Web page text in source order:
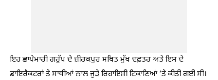
ਇਹ ਛਾਪੇਮਾਰੀ ਗਰੁੱਪ ਦੇ ਜ਼ੀਰਕਪੁਰ ਸਥਿਤ ਮੁੱਖ ਦਫ਼ਤਰ ਅਤੇ ਇਸ ਦੇ
ਡਾਇਰੈਕਟਰਾਂ ਤੇ ਸਾਥੀਆਂ ਨਾਲ ਜੁੜੇ ਰਿਹਾਇਸ਼ੀ ਟਿਕਾਣਿਆਂ ‘ਤੇ ਕੀਤੀ ਗਈ ਸੀ।